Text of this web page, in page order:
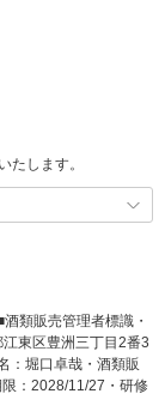
たします。
類販売管理者標識・
東区豊洲三丁目2番3
：堀口卓哉・酒類販
：2028/11/27・研修